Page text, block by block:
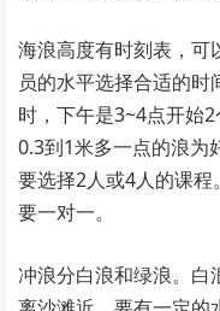
海浪高度有时刻表，
员的水平选择合适的
时，下午是3~4点开始
0.3到1米多一点的浪为
要选择2人或4人的课
要一对一。
冲浪分白浪和绿浪。白